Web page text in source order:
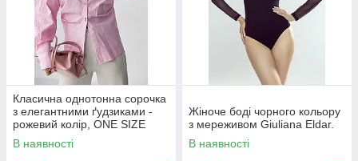
Класична однотонна сорочка
з елегантними ґудзиками -
рожевий колір, ONE SIZE
В наявності
Жіноче боді чорного кольору
з мереживом Giuliana Eldar.
В наявності